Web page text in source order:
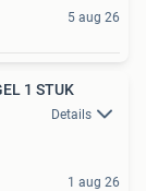
5 aug 26
1 STUK
Details
1 aug 26